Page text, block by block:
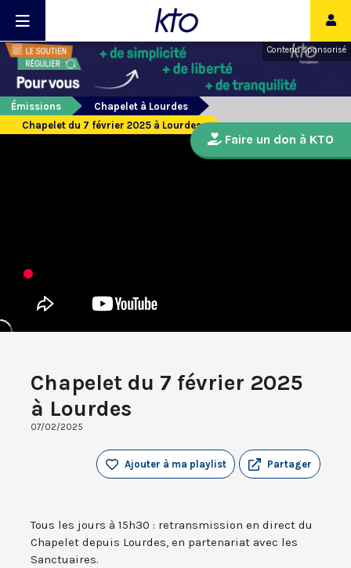
Contenu sponsorisé
Émissions
Chapelet à Lourdes
Chapelet du 7 février 2025 à Lourdes
Chapelet du 7 février 2025
à Lourdes
07/02/2025
Partager
Ajouter à ma playlist
Tous les jours à 15h30 : retransmission en direct du
Chapelet depuis Lourdes, en partenariat avec les
Sanctuaires.
Faire un don à KTO